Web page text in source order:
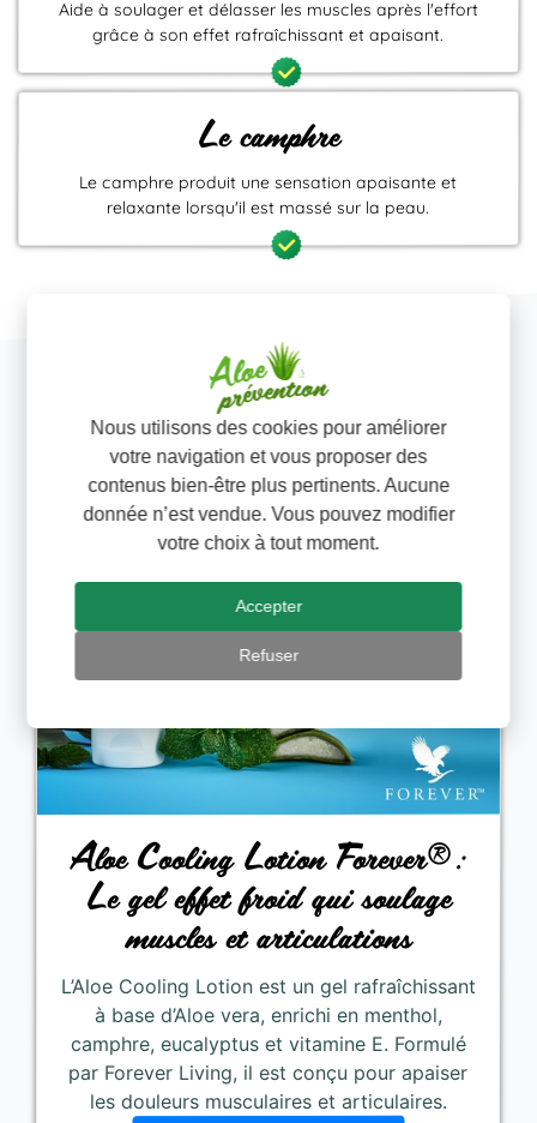
Aide à soulager et délasser les muscles après l'effort
grâce à son effet rafraîchissant et apaisant.
Le camphre
Le camphre produit une sensation apaisante et
relaxante lorsqu'il est massé sur la peau.
Aloe Cooling Lotion Forever®:
Le gel effet froid qui soulage
muscles et articulations
L’Aloe Cooling Lotion est un gel rafraîchissant
à base d’Aloe vera, enrichi en menthol,
camphre, eucalyptus et vitamine E. Formulé
par Forever Living, il est conçu pour apaiser
les douleurs musculaires et articulaires.
Nous utilisons des cookies pour améliorer
votre navigation et vous proposer des
contenus bien-être plus pertinents. Aucune
donnée n’est vendue. Vous pouvez modifier
votre choix à tout moment.
Accepter
Refuser